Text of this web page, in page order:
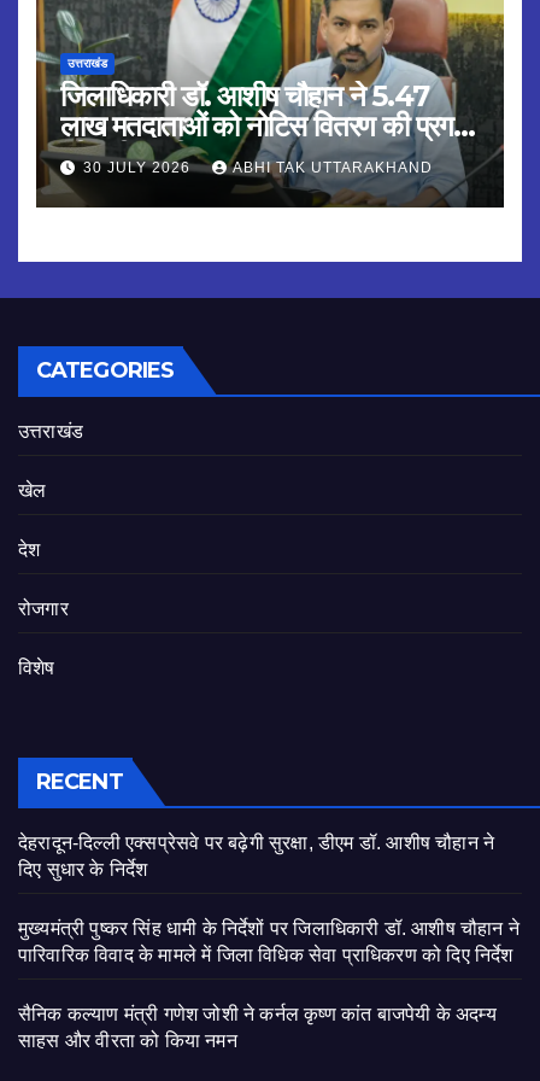
उत्तराखंड
जिलाधिकारी डॉ. आशीष चौहान ने 5.47
लाख मतदाताओं को नोटिस वितरण की प्रगति
की समीक्षा की
30 JULY 2026 ABHI TAK UTTARAKHAND
CATEGORIES
उत्तराखंड
खेल
देश
रोजगार
विशेष
RECENT
देहरादून-दिल्ली एक्सप्रेसवे पर बढ़ेगी सुरक्षा, डीएम डॉ. आशीष चौहान ने
दिए सुधार के निर्देश
मुख्यमंत्री पुष्कर सिंह धामी के निर्देशों पर जिलाधिकारी डॉ. आशीष चौहान ने
पारिवारिक विवाद के मामले में जिला विधिक सेवा प्राधिकरण को दिए निर्देश
सैनिक कल्याण मंत्री गणेश जोशी ने कर्नल कृष्ण कांत बाजपेयी के अदम्य
साहस और वीरता को किया नमन